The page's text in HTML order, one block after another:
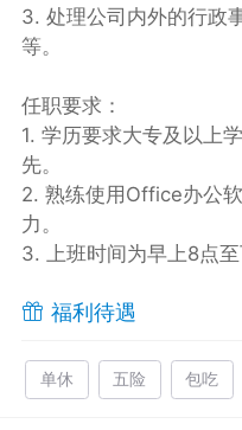
3. 处理公司内外的行政
等。
任职要求：
1. 学历要求大专及以上
先。
2. 熟练使用Office办公
力。
3. 上班时间为早上8点至
福利待遇
单休 五险 包吃